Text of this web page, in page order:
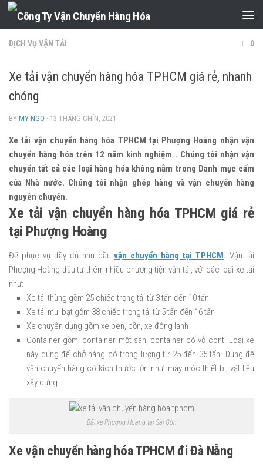
Skip to content
DỊCH VỤ VẬN TẢI 0
Xe tải vận chuyển hàng hóa TPHCM giá rẻ, nhanh
chóng
BY MY NGO · 13 THÁNG CHÍN, 2021
Xe tải vận chuyển hàng hóa TPHCM tại Phượng Hoàng nhận vận
chuyển hàng hóa trên 12 năm kinh nghiệm . Chúng tôi nhận vận
chuyển tất cả các loại hàng hóa không nằm trong Danh mục cấm
của Nhà nước. Chúng tôi nhận ghép hàng và vận chuyển hàng
nguyên chuyến.
Xe tải vận chuyển hàng hóa TPHCM giá rẻ
tại Phượng Hoàng
Để phục vụ đầy đủ nhu cầuvận chuyển hàng tại TPHCM. Vận tải
Phượng Hoàng đầu tư thêm nhiều phương tiện vận tải, với các loại xe tải
như:
Xe tải thùng gồm 25 chiếc trọng tải từ 3 tấn đến 10 tấn
Xe tải mui bạt gồm 38 chiếc trọng tải từ 5 tấn đến 16 tấn
Xe chuyên dụng gồm xe ben, bồn, xe đông lạnh
Container gồm: container một sàn, container có vỏ cont. Loại xe
này dùng để chở hàng có trọng lượng từ 25 đến 35 tấn. Dùng để
vận chuyển hàng có kích thước lớn như: máy móc thiết bị, vật liệu
xây dựng…
Bãi xe Phượng Hoàng tại Sài Gòn
Xe vận chuyển hàng hóa TPHCM đi Đà Nẵng